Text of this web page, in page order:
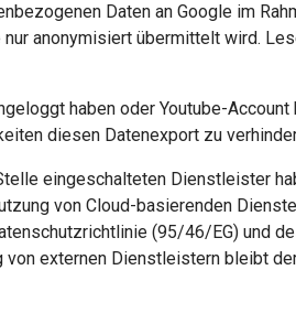
Daten an Google im
anonymisiert übermittelt wird.
haben oder Youtube-
diesen Datenexport zu
eingeschalteten Dienstleister
von Cloud-basierenden
(95/46/EG) und
von externen Dienstleistern bleibt